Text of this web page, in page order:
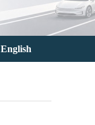
English